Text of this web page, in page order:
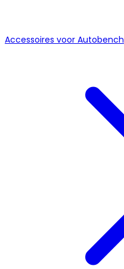
Accessoires voor Autobench